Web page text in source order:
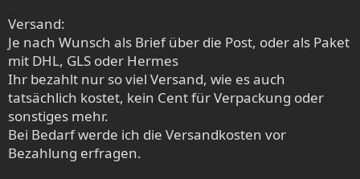
Versand:
Je nach Wunsch als Brief über die Post, oder als Paket
mit DHL, GLS oder Hermes
Ihr bezahlt nur so viel Versand, wie es auch
tatsächlich kostet, kein Cent für Verpackung oder
sonstiges mehr.
Bei Bedarf werde ich die Versandkosten vor
Bezahlung erfragen.